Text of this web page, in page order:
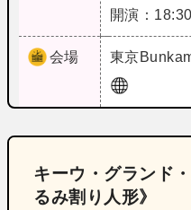
開演：18:30
会場 東京
キーウ・グランド
るみ割り人形》